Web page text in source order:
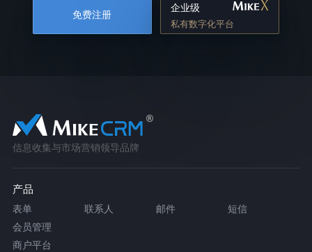
免费注册
企业级
私有数字化平台
信息收集与市场营销领导品牌
产品
表单 联系人 邮件
短信
会员管理
商户平台